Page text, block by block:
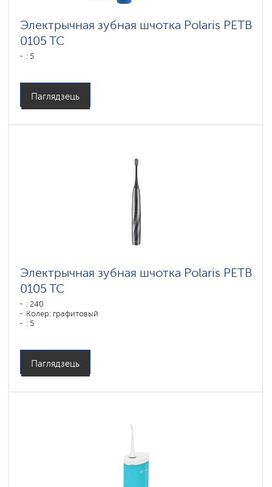
Электрычная зубная шчотка Polaris PETB
0105 TC
: 5
Паглядзець
Электрычная зубная шчотка Polaris PETB
0105 TC
: 240
Колер: графитовый
: 5
Паглядзець